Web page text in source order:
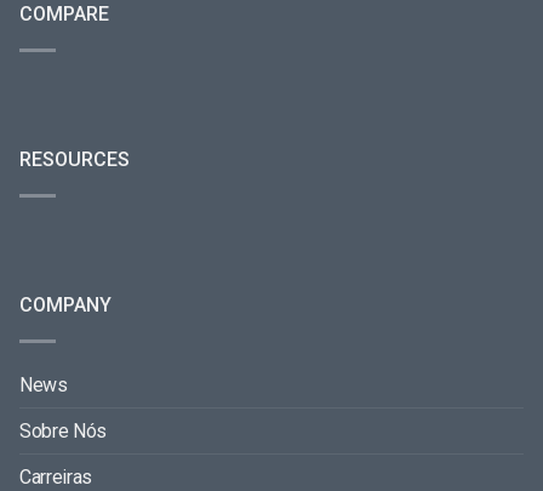
COMPARE
RESOURCES
COMPANY
News
Sobre Nós
Carreiras